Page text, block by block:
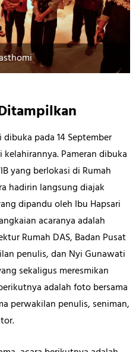
pada 14 September
Pameran dibuka
yang berlokasi di Rumah
hadirin langsung diajak
dipandu oleh Ibu Hapsari
acaranya adalah
Rumah DAS, Badan Pusat
penulis, dan Nyi Gunawati
sekaligus meresmikan
adalah foto bersama
perwakilan penulis, seniman,